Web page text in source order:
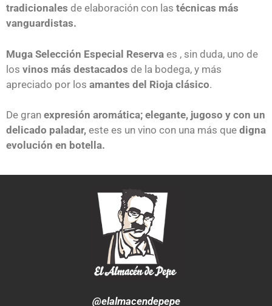
tradicionales de elaboración con las técnicas más
vanguardistas.
Muga Selección Especial Reserva es , sin duda, uno de
los vinos más destacados de la bodega, y más
apreciado por los amantes del Rioja clásico.
De gran expresión aromática; elegante, jugoso y con un
delicado paladar, este es un vino con una más que digna
evolución en botella.
@elalmacendepepe